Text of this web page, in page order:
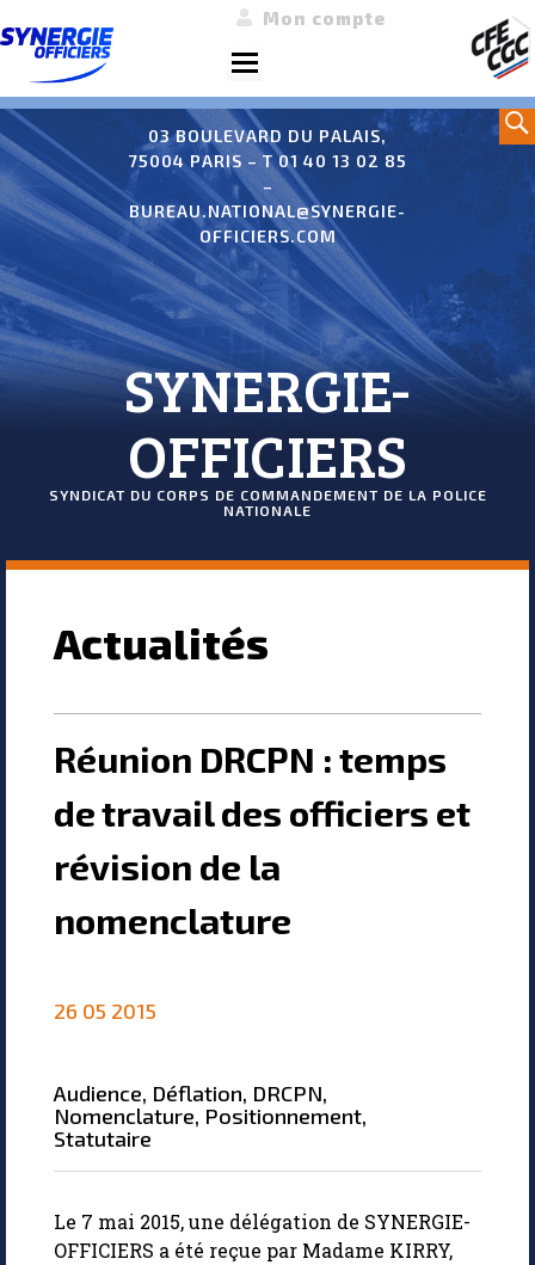
Aller
au
contenu
Menu
Mon compte
03 BOULEVARD DU PALAIS,
75004 PARIS – T 01 40 13 02 85
–
BUREAU.NATIONAL@SYNERGIE-
OFFICIERS.COM
SYNERGIE-
OFFICIERS
SYNDICAT DU CORPS DE COMMANDEMENT DE LA POLICE
NATIONALE
Actualités
Réunion DRCPN : temps
de travail des officiers et
révision de la
nomenclature
26 05 2015
audience, déflation, DRCPN,
nomenclature, positionnement,
statutaire
Le 7 mai 2015, une délégation de SYNERGIE-
OFFICIERS a été reçue par Madame KIRRY,